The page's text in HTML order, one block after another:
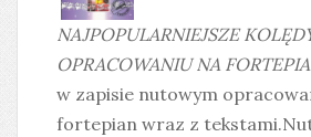
NAJPOPULARNIEJSZE
OPRACOWANIU NA
w zapisie nutowym
fortepian wraz z